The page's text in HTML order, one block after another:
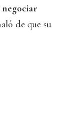
de que su